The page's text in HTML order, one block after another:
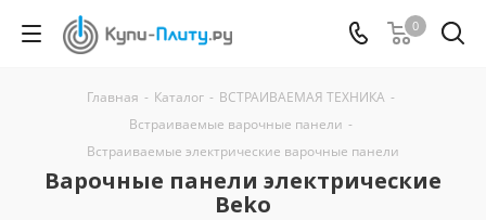
0
Главная - Каталог - ВСТРАИВАЕМАЯ ТЕХНИКА -
Встраиваемые варочные панели -
Встраиваемые электрические варочные панели
Варочные панели электрические
Beko